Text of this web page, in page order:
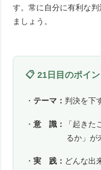
す。常に自分に有利な
ましょう。
📋 21日目のポイン
・ テーマ： 判決を下
・ 意 識：
「起き
るか」が
・ 実 践 ： どんな出